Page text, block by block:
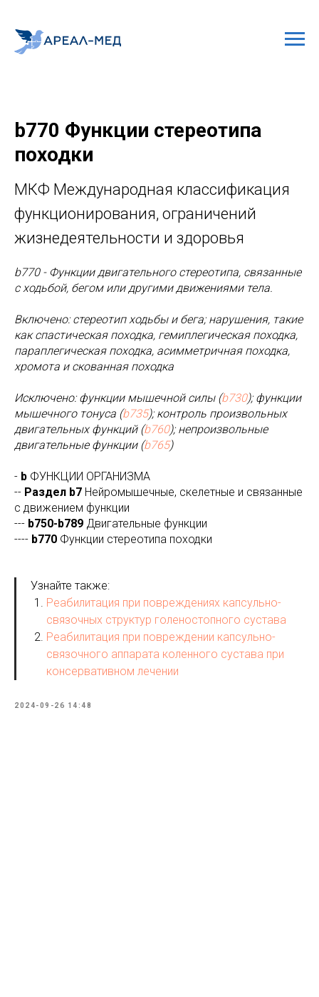
b770 Функции стереотипа
походки
МКФ Международная классификация
функционирования, ограничений
жизнедеятельности и здоровья
b770 - Функции двигательного стереотипа, связанные
с ходьбой, бегом или другими движениями тела.
Включено: стереотип ходьбы и бега; нарушения, такие
как спастическая походка, гемиплегическая походка,
параплегическая походка, асимметричная походка,
хромота и скованная походка
Исключено: функции мышечной силы (b730); функции
мышечного тонуса (b735); контроль произвольных
двигательных функций (b760); непроизвольные
двигательные функции (b765)
- b ФУНКЦИИ ОРГАНИЗМА
-- Раздел b7 Нейромышечные, скелетные и связанные
с движением функции
--- b750-b789 Двигательные функции
---- b770 Функции стереотипа походки
Узнайте также:
Реабилитация при повреждениях капсульно-
связочных структур голеностопного сустава
Реабилитация при повреждении капсульно-
связочного аппарата коленного сустава при
консервативном лечении
2024-09-26 14:48